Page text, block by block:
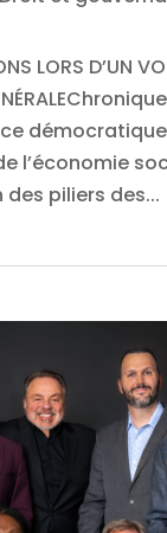
LORS D’UN
démocratique
l’économie
piliers des...